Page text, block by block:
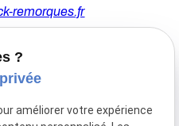
remorques.fr
Leclerc
?
améliorer votre expérience